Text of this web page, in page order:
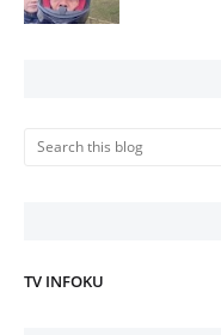
TV INFOKU